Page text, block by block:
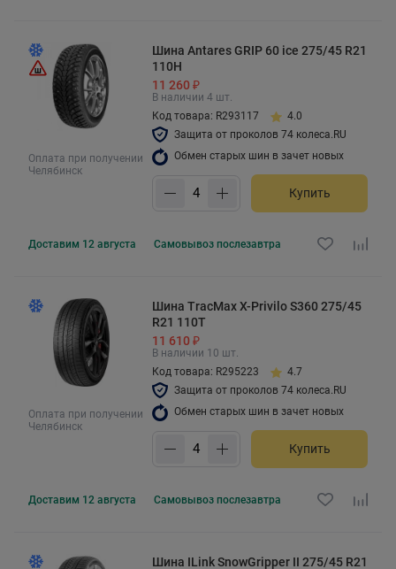
Оплата при получении
Челябинск
Шина Antares GRIP 60 ice 275/45 R21
110H
11 260 ₽
В наличии 4 шт.
Код товара: R293117
4.0
Защита от проколов 74 колеса.RU
Обмен старых шин в зачет новых
Купить
Доставим 12 августа Самовывоз послезавтра
Оплата при получении
Челябинск
Шина TracMax X-Privilo S360 275/45
R21 110T
11 610 ₽
В наличии 10 шт.
Код товара: R295223
4.7
Защита от проколов 74 колеса.RU
Обмен старых шин в зачет новых
Купить
Доставим 12 августа Самовывоз послезавтра
Шина ILink SnowGripper II 275/45 R21